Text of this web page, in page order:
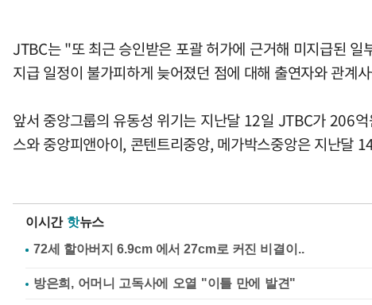
JTBC는 "또 최근 승인받은 포괄 허가에 근거해 미지급된
지급 일정이 불가피하게 늦어졌던 점에 대해 출연자와 관계
앞서 중앙그룹의 유동성 위기는 지난달 12일 JTBC가 206
스와 중앙피앤아이, 콘텐트리중앙, 메가박스중앙은 지난달
이시간 핫뉴스
방은희, 어머니 고독사에 오열 "이틀 만에 발견"